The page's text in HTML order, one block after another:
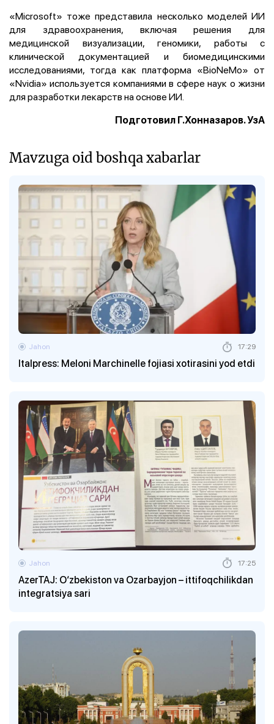
«Microsoft» тоже представила несколько моделей ИИ
для здравоохранения, включая решения для
медицинской визуализации, геномики, работы с
клинической документацией и биомедицинскими
исследованиями, тогда как платформа «BioNeMo» от
«Nvidia» используется компаниями в сфере наук о жизни
для разработки лекарств на основе ИИ.
Подготовил Г.Хонназаров. УзА
Mavzuga oid boshqa xabarlar
Italpress: Meloni Marchinelle fojiasi xotirasini yod etdi
Jahon 17:29
AzerTAJ: O‘zbekiston va Ozarbayjon – ittifoqchilikdan
integratsiya sari
Jahon 17:25